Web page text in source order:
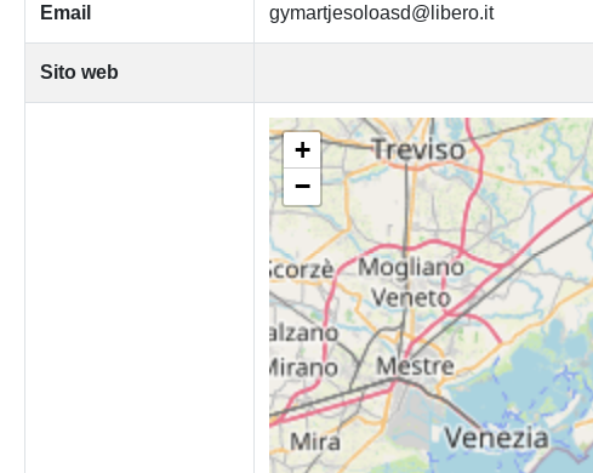
Email gymartjesoloasd@libero.it
Sito web
+
−